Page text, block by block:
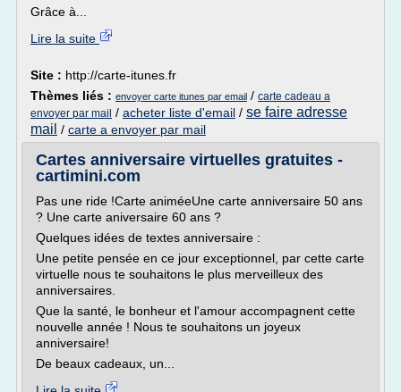
Grâce à...
Lire la suite
Site : http://carte-itunes.fr
Thèmes liés : envoyer carte itunes par email / carte cadeau a
envoyer par mail / acheter liste d'email / se faire adresse
mail / carte a envoyer par mail
Cartes anniversaire virtuelles gratuites -
cartimini.com
Pas une ride !Carte animéeUne carte anniversaire 50 ans
? Une carte aniversaire 60 ans ?
Quelques idées de textes anniversaire :
Une petite pensée en ce jour exceptionnel, par cette carte
virtuelle nous te souhaitons le plus merveilleux des
anniversaires.
Que la santé, le bonheur et l'amour accompagnent cette
nouvelle année ! Nous te souhaitons un joyeux
anniversaire!
De beaux cadeaux, un...